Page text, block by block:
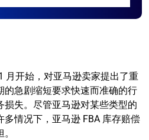
月开始，对亚马逊卖家提出了重
的急剧缩短要求快速而准确的行
失。尽管亚马逊对某些类型的
情况下，亚马逊 FBA 库存赔偿